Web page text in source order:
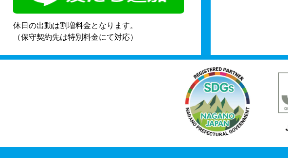
休日の出動は割増料金となります。
（保守契約先は特別料金にて対応）